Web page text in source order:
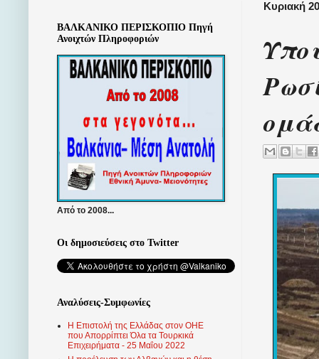
Κυριακή
ΒΑΛΚΑΝΙΚΟ ΠΕΡΙΣΚΟΠΙΟ Πηγή
Ανοιχτών Πληροφοριών
Από το 2008...
Οι δημοσιεύσεις στο Twitter
Αναλύσεις-Συμφωνίες
Η Επιστολή της Ελλάδας στον ΟΗΕ
που Απορρίπτει Όλα τα Τουρκικά
Επιχειρήματα - 25 Μαΐου 2022